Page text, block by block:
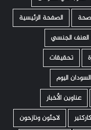
الصفحة الرئيسية
العنف الجنسي
تحقيقات
اليوم
عناوين الأخبار
كاركتير لاجئون ونازحون